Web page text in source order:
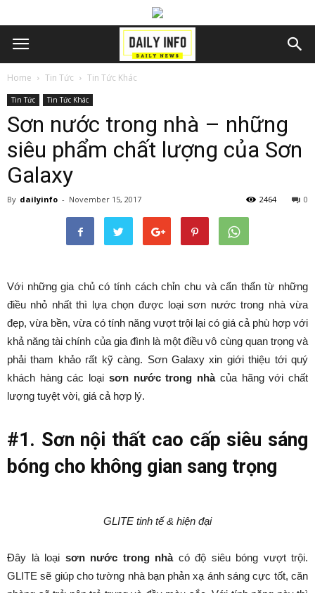
Home Tin Tức Tin Tức Khác
Tin Tức Tin Tức Khác
Sơn nước trong nhà – những
siêu phẩm chất lượng của Sơn
Galaxy
By dailyinfo - November 15, 2017 0
2464
Với những gia chủ có tính cách chỉn chu và cẩn thẩn từ những
điều nhỏ nhất thì lựa chọn được loại sơn nước trong nhà vừa
đẹp, vừa bền, vừa có tính năng vượt trội lại có giá cả phù hợp với
khả năng tài chính của gia đình là một điều vô cùng quan trọng và
phải tham khảo rất kỹ càng. Sơn Galaxy xin giới thiệu tới quý
khách hàng các loại sơn nước trong nhàcủa hãng với chất
lượng tuyệt vời, giá cả hợp lý.
#1. Sơn nội thất cao cấp siêu sáng
bóng cho không gian sang trọng
GLITE tinh tế & hiện đại
Đây là loại sơn nước trong nhàcó độ siêu bóng vượt trội.
GLITE sẽ giúp cho tường nhà bạn phản xạ ánh sáng cực tốt, căn